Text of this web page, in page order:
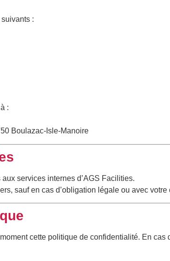
:
:
Boulazac-Isle-Manoire
services internes d’AGS Facilities.
sauf en cas d’obligation légale ou avec
cette politique de confidentialité. En